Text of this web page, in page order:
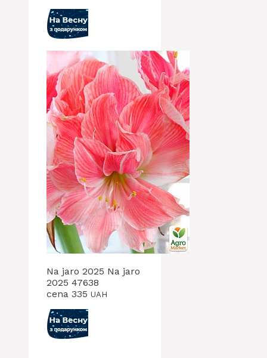
Na jaro 2025 Na jaro
2025 47638
cena 335 UAH